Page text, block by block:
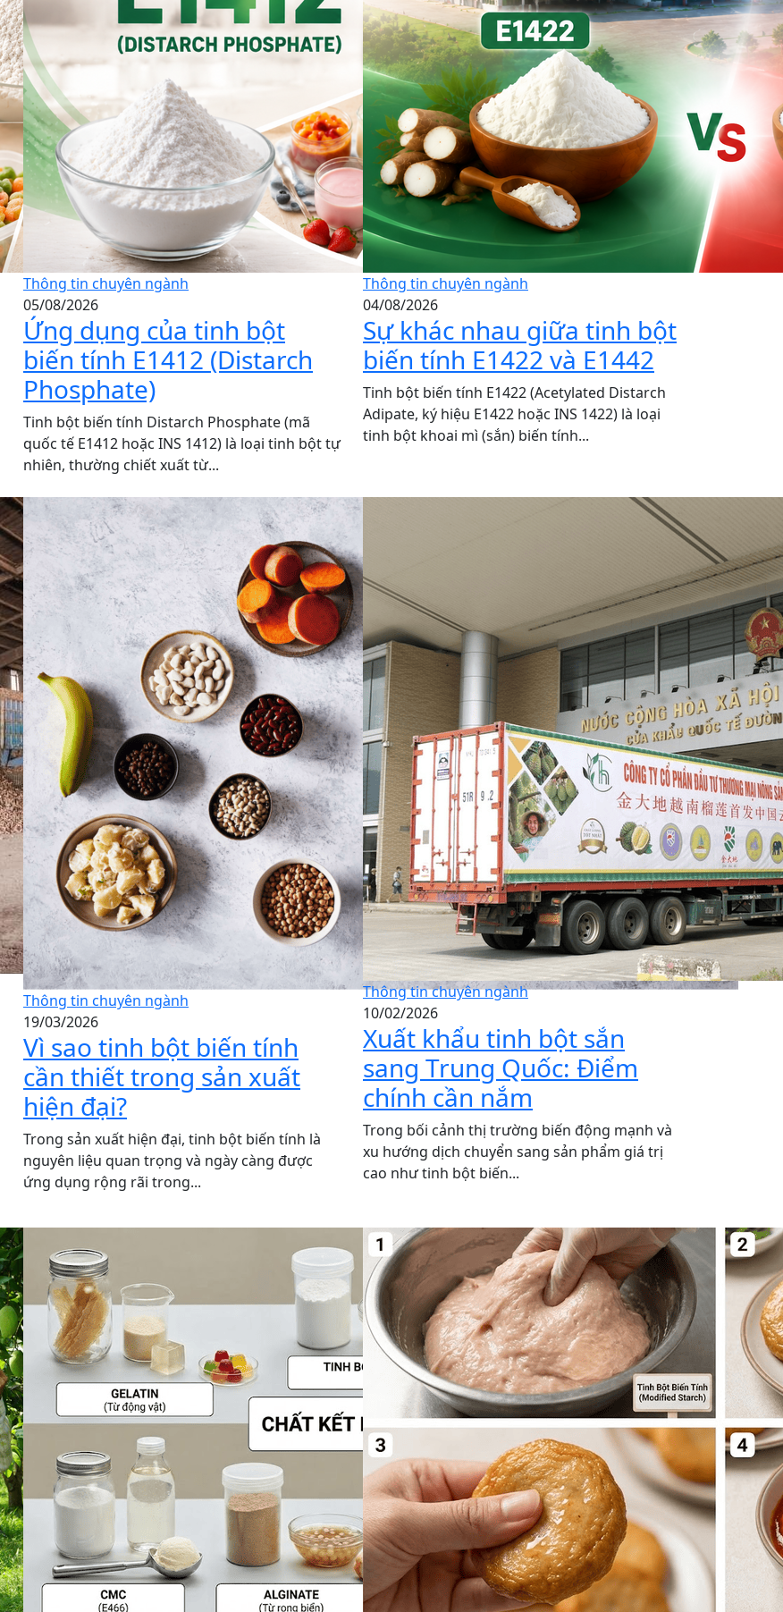
Thông tin chuyên ngành
05/08/2026
Ứng dụng của tinh bột
biến tính E1412 (Distarch
Phosphate)
Tinh bột biến tính Distarch Phosphate (mã
quốc tế E1412 hoặc INS 1412) là loại tinh bột tự
nhiên, thường chiết xuất từ...
Thông tin chuyên ngành
04/08/2026
Sự khác nhau giữa tinh bột
biến tính E1422 và E1442
Tinh bột biến tính E1422 (Acetylated Distarch
Adipate, ký hiệu E1422 hoặc INS 1422) là loại
tinh bột khoai mì (sắn) biến tính...
Thông tin chuyên ngành
19/03/2026
Vì sao tinh bột biến tính
cần thiết trong sản xuất
hiện đại?
Trong sản xuất hiện đại, tinh bột biến tính là
nguyên liệu quan trọng và ngày càng được
ứng dụng rộng rãi trong...
Thông tin chuyên ngành
10/02/2026
Xuất khẩu tinh bột sắn
sang Trung Quốc​: Điểm
chính cần nắm
Trong bối cảnh thị trường biến động mạnh và
xu hướng dịch chuyển sang sản phẩm giá trị
cao như tinh bột biến...